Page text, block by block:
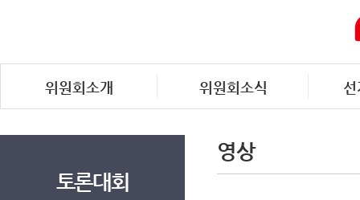
위원회소개 위원회소식
토론대회
영상